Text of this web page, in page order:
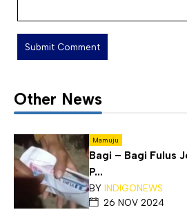
Other News
Mamuju
Bagi – Bagi Fulus
P...
BY INDIGONEWS
26 NOV 2024